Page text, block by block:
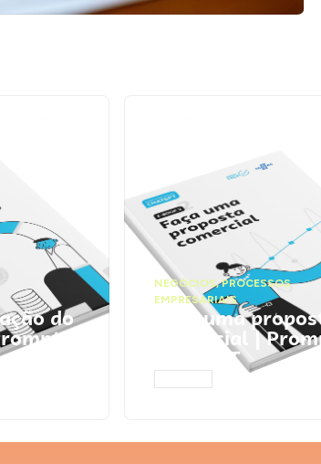
do
NEGÓCIOS,PROCESSOS
EMPRESARIAIS
Faça uma
comercial |
ChatGPT